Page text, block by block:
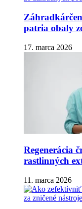
patria obaly
17. marca 2026
Regenerácia
rastlinných
11. marca 2026